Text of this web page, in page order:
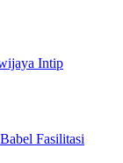
Intip
Fasilitasi